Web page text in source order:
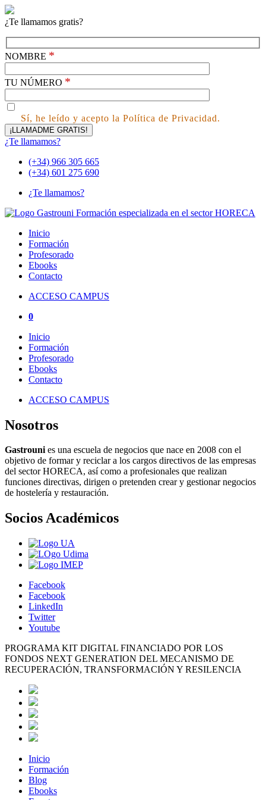
¿Te llamamos gratis?
NOMBRE *
TU NÚMERO *
Sí, he leído y acepto la Política de Privacidad.
¿Te llamamos?
(+34) 966 305 665
(+34) 601 275 690
¿Te llamamos?
Inicio
Formación
Profesorado
Ebooks
Contacto
ACCESO CAMPUS
0
Inicio
Formación
Profesorado
Ebooks
Contacto
ACCESO CAMPUS
Nosotros
Gastrounies una escuela de negocios que nace en 2008 con el
objetivo de formar y reciclar a los cargos directivos de las empresas
del sector HORECA, así como a profesionales que realizan
funciones directivas, dirigen o pretenden crear y gestionar negocios
de hostelería y restauración.
Socios Académicos
Facebook
Facebook
LinkedIn
Twitter
Youtube
PROGRAMA KIT DIGITAL FINANCIADO POR LOS
FONDOS NEXT GENERATION DEL MECANISMO DE
RECUPERACIÓN, TRANSFORMACIÓN Y RESILENCIA
Inicio
Formación
Blog
Ebooks